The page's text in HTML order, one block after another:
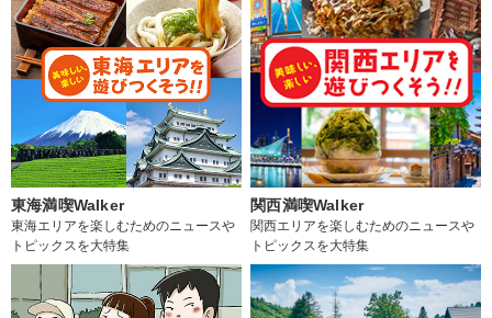
東海満喫Walker
東海エリアを楽しむためのニュースや
トピックスを大特集
関西満喫Walker
関西エリアを楽しむためのニュースや
トピックスを大特集